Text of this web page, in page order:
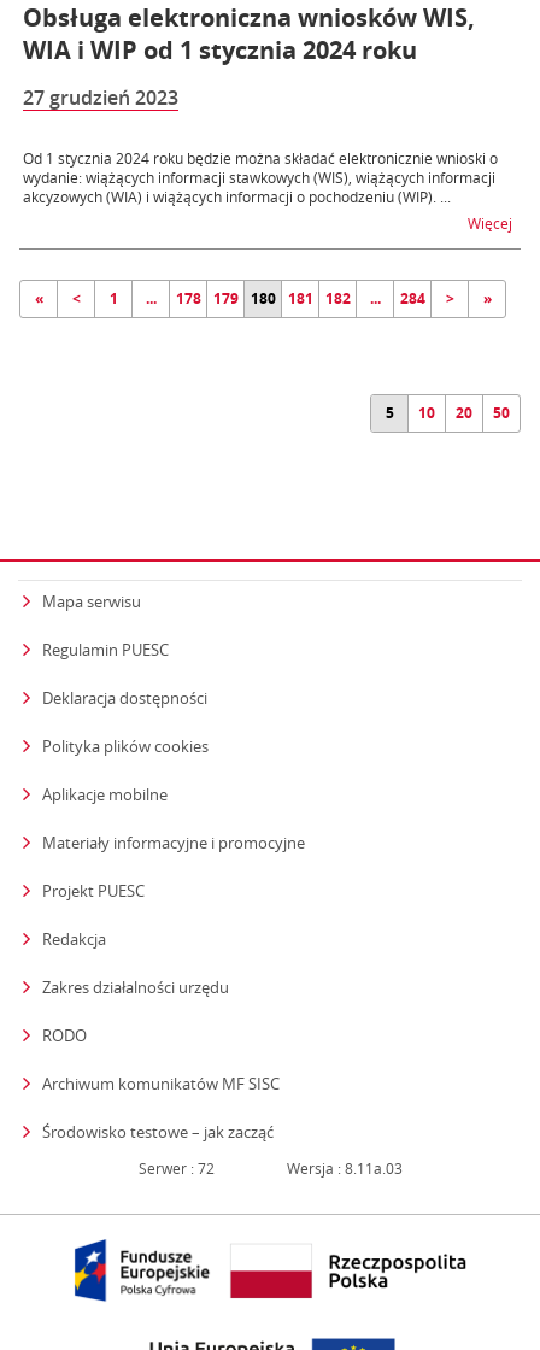
Obsługa elektroniczna wniosków WIS,
WIA i WIP od 1 stycznia 2024 roku
27 grudzień 2023
Od 1 stycznia 2024 roku będzie można składać elektronicznie wnioski o
wydanie: wiążących informacji stawkowych (WIS), wiążących informacji
akcyzowych (WIA) i wiążących informacji o pochodzeniu (WIP). ...
Więcej
« < 1 ... 178 179 180 181 182 ... 284 > »
5 10 20 50
Mapa serwisu
Regulamin PUESC
Deklaracja dostępności
Polityka plików cookies
Aplikacje mobilne
Materiały informacyjne i promocyjne
Projekt PUESC
Redakcja
Zakres działalności urzędu
RODO
Archiwum komunikatów MF SISC
Środowisko testowe – jak zacząćstrona otwiera się w nowym oknie
Serwer : 72 Wersja : 8.11a.03